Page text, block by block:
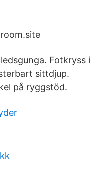
Fotkryss i
sittdjup.
på ryggstöd.